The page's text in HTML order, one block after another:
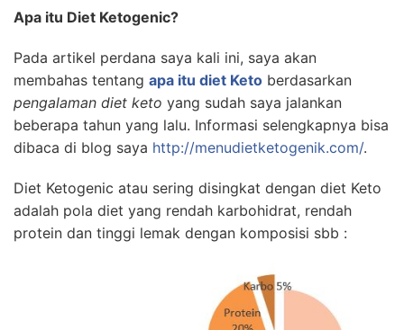
Apa itu Diet Ketogenic?
Pada artikel perdana saya kali ini, saya akan
membahas tentang apa itu diet Keto berdasarkan
pengalaman diet keto yang sudah saya jalankan
beberapa tahun yang lalu. Informasi selengkapnya bisa
dibaca di blog saya http://menudietketogenik.com/.
Diet Ketogenic atau sering disingkat dengan diet Keto
adalah pola diet yang rendah karbohidrat, rendah
protein dan tinggi lemak dengan komposisi sbb :